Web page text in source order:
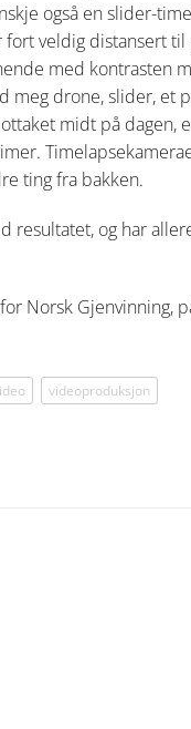
også en slider-
veldig distansert til
med kontrasten
meg drone, slider, et
midt på dagen,
ting fra bakken.
resultatet, og har
Norsk Gjenvinning,
videoproduksjon